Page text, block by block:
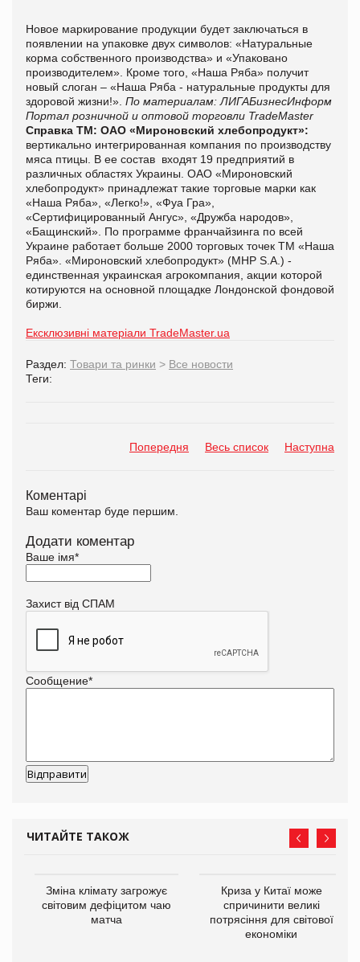
Новое маркирование продукции будет заключаться в
появлении на упаковке двух символов: «Натуральные
корма собственного производства» и «Упаковано
производителем». Кроме того, «Наша Ряба» получит
новый слоган – «Наша Ряба - натуральные продукты для
здоровой жизни!». По материалам: ЛИГАБизнесИнформ
Портал розничной и оптовой торговли TradeMaster
Справка ТМ: ОАО «Мироновский хлебопродукт»:
вертикально интегрированная компания по производству
мяса птицы. В ее состав входят 19 предприятий в
различных областях Украины. ОАО «Мироновский
хлебопродукт» принадлежат такие торговые марки как
«Наша Ряба», «Легко!», «Фуа Гра»,
«Сертифицированный Ангус», «Дружба народов»,
«Бащинский». По программе франчайзинга по всей
Украине работает больше 2000 торговых точек ТМ «Наша
Ряба». «Мироновский хлебопродукт» (MHP S.A.) -
единственная украинская агрокомпания, акции которой
котируются на основной площадке Лондонской фондовой
биржи.
Ексклюзивні матеріали TradeMaster.ua
Раздел: Товари та ринки > Все новости
Теги:
Попередня Весь список Наступна
Коментарі
Ваш коментар буде першим.
Додати коментар
Ваше імя*
Захист від СПАМ
Сообщение*
ЧИТАЙТЕ ТАКОЖ
Зміна клімату загрожує
світовим дефіцитом чаю
матча
Криза у Китаї може
спричинити великі
потрясіння для світової
економіки